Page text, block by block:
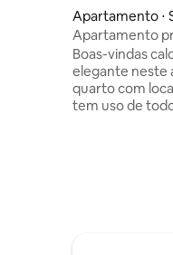
Apartamento ⋅
ntre
Apartamento
da cidade de
Boas-vindas
elegante neste
quarto com
tem uso de
lajes para
recursos